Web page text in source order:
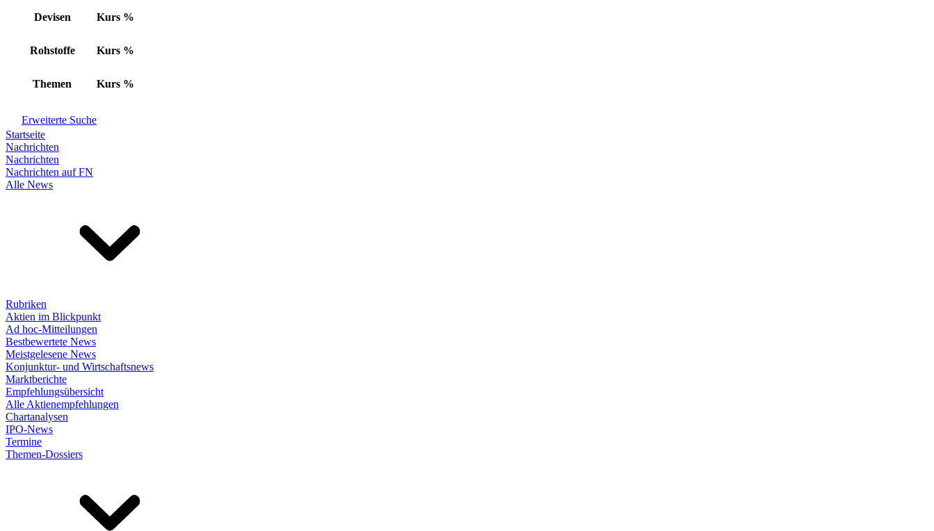
Devisen Kurs %
Rohstoffe Kurs %
Themen Kurs %
Erweiterte Suche
Startseite
Nachrichten
Nachrichten
Nachrichten auf FN
Alle News
Rubriken
Aktien im Blickpunkt
Ad hoc-Mitteilungen
Bestbewertete News
Meistgelesene News
Konjunktur- und Wirtschaftsnews
Marktberichte
Empfehlungsübersicht
Alle Aktienempfehlungen
Chartanalysen
IPO-News
Termine
Themen-Dossiers